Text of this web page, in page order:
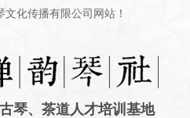
化传播有限公司网站！
琴、茶道人才培训基地